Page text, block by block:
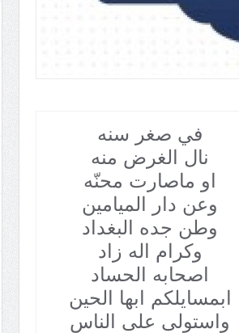
في صغر سنه
نال الغرض منه
او ماصارت محنّه
وعن دار الميامين
وطن جده البغداد
وكرام اله زاد
اصحابه الحساد
ابمسايلكم ابها الحين
واستولى على الناس